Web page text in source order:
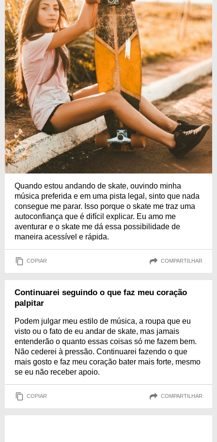
Quando estou andando de skate, ouvindo minha
música preferida e em uma pista legal, sinto que nada
consegue me parar. Isso porque o skate me traz uma
autoconfiança que é difícil explicar. Eu amo me
aventurar e o skate me dá essa possibilidade de
maneira acessível e rápida.
COPIAR COMPARTILHAR
Continuarei seguindo o que faz meu coração
palpitar
Podem julgar meu estilo de música, a roupa que eu
visto ou o fato de eu andar de skate, mas jamais
entenderão o quanto essas coisas só me fazem bem.
Não cederei à pressão. Continuarei fazendo o que
mais gosto e faz meu coração bater mais forte, mesmo
se eu não receber apoio.
COPIAR COMPARTILHAR